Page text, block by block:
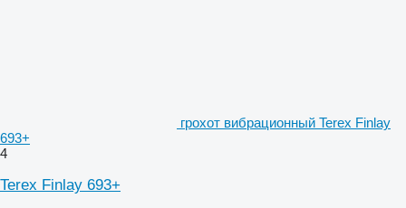
грохот вибрационный Terex Finlay
693+
4
Terex Finlay 693+